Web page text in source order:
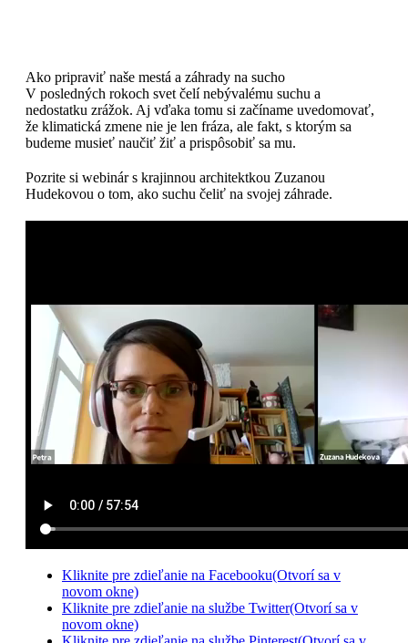
Ako pripraviť naše mestá a záhrady na sucho
V posledných rokoch svet čelí nebývalému suchu a
nedostatku zrážok. Aj vďaka tomu si začíname uvedomovať,
že klimatická zmene nie je len fráza, ale fakt, s ktorým sa
budeme musieť naučiť žiť a prispôsobiť sa mu.
Pozrite si webinár s krajinnou architektkou Zuzanou
Hudekovou o tom, ako suchu čeliť na svojej záhrade.
Kliknite pre zdieľanie na Facebooku(Otvorí sa v
novom okne)
Kliknite pre zdieľanie na službe Twitter(Otvorí sa v
novom okne)